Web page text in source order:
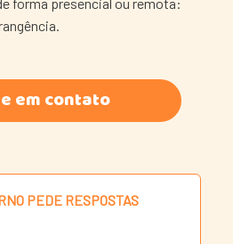
em contato
PEDE RESPOSTAS